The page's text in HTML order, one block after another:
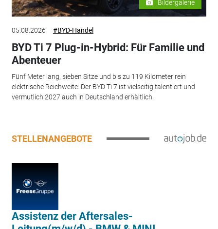
Bildergalerie
05.08.2026 #BYD-Handel
BYD Ti 7 Plug-in-Hybrid: Für Familie und
Abenteuer
Fünf Meter lang, sieben Sitze und bis zu 119 Kilometer rein
elektrische Reichweite: Der BYD Ti 7 ist vielseitig talentiert und
vermutlich 2027 auch in Deutschland erhältlich.
STELLENANGEBOTE
Assistenz der Aftersales-